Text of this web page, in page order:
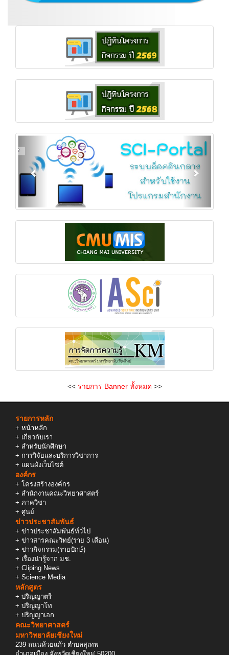
<< รายการ Banner ทั้งหมด >>
รายการหลัก
+ หน้าหลัก
+ เกี่ยวกับเรา
+ สำหรับนักศึกษา
+ การวิจัยและบริการวิชาการ
+ แผนผังเว็บไซต์
องค์กร
+ โครงสร้างองค์กร
+ สำนักงานคณะวิทยาศาสตร์
+ ภาควิชา
+ ศูนย์
ข่าวประชาสัมพันธ์
+ ข่าวประชาสัมพันธ์ทั่วไป
+ ข่าวสารคณะวิทย์(ราย 3 เดือน)
+ ข่าวกิจกรรม(รายปักษ์)
+ เรื่องน่ารู้จาก มช.
+ Cliping News
+ Science Media
หลักสูตร
+ ปริญญาตรี
+ ปริญญาโท
+ ปริญญาเอก
คณะวิทยาศาสตร์
มหาวิทยาลัยเชียงใหม่
239 ถนนห้วยแก้ว ตำบลสุเทพ